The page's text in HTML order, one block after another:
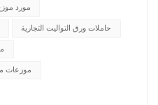
الصناعة مع سهولة
التركيب الموصى بها
الموزع. توصيات الارتفاع
في حال تركيبه فوق حوض
مورد
حاملات ورق التواليت التجارية
موزعات